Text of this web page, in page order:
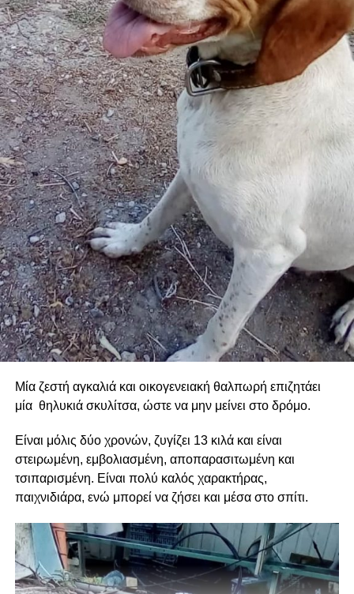
Μία ζεστή αγκαλιά και οικογενειακή θαλπωρή επιζητάει
μία θηλυκιά σκυλίτσα, ώστε να μην μείνει στο δρόμο.
Είναι μόλις δύο χρονών, ζυγίζει 13 κιλά και είναι
στειρωμένη, εμβολιασμένη, αποπαρασιτωμένη και
τσιπαρισμένη. Είναι πολύ καλός χαρακτήρας,
παιχνιδιάρα, ενώ μπορεί να ζήσει και μέσα στο σπίτι.